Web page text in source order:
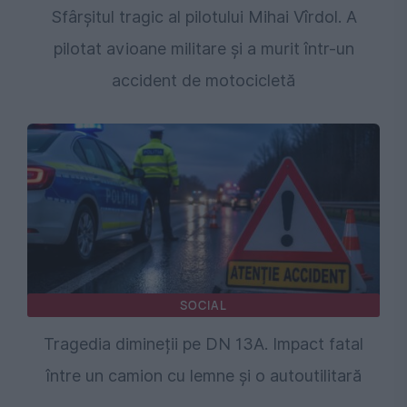
Sfârșitul tragic al pilotului Mihai Vîrdol. A
pilotat avioane militare și a murit într-un
accident de motocicletă
SOCIAL
Tragedia dimineții pe DN 13A. Impact fatal
între un camion cu lemne și o autoutilitară